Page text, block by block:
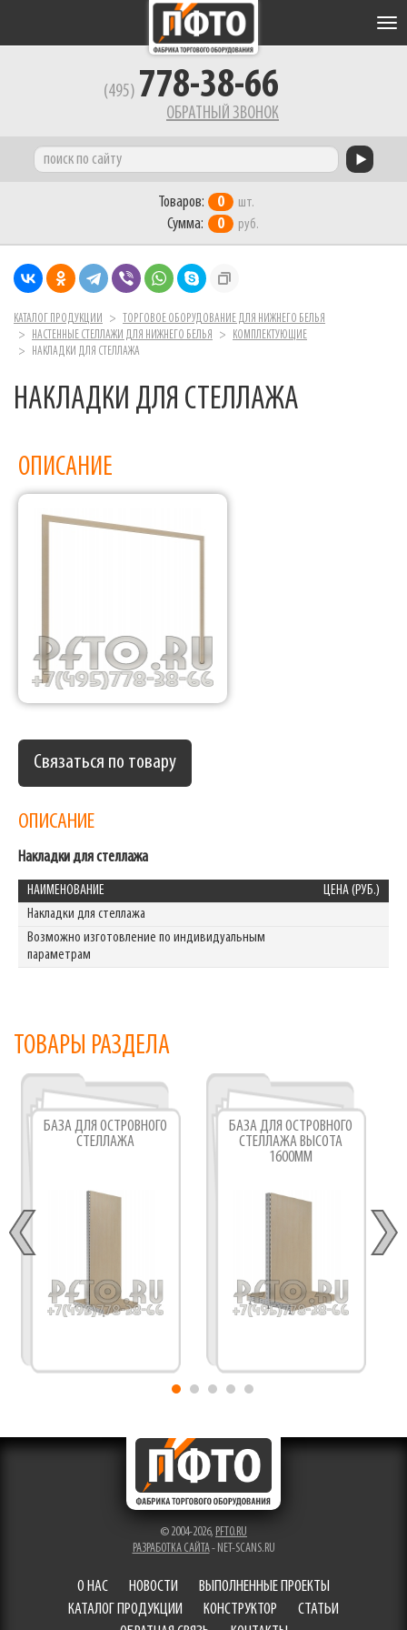
(495) 778-38-66
ОБРАТНЫЙ ЗВОНОК
Товаров: 0 шт.
Сумма: 0 руб.
КАТАЛОГ ПРОДУКЦИИ
ТОРГОВОЕ ОБОРУДОВАНИЕ ДЛЯ НИЖНЕГО БЕЛЬЯ
НАСТЕННЫЕ СТЕЛЛАЖИ ДЛЯ НИЖНЕГО БЕЛЬЯ
КОМПЛЕКТУЮЩИЕ
НАКЛАДКИ ДЛЯ СТЕЛЛАЖА
НАКЛАДКИ ДЛЯ СТЕЛЛАЖА
ОПИСАНИЕ
Связаться по товару
ОПИСАНИЕ
Накладки для стеллажа
НАИМЕНОВАНИЕ
ЦЕНА (РУБ.)
Накладки для стеллажа
Возможно изготовление по индивидуальным
параметрам
ТОВАРЫ РАЗДЕЛА
БАЗА ДЛЯ ОСТРОВНОГО
СТЕЛЛАЖА
БАЗА ДЛЯ ОСТРОВНОГО
СТЕЛЛАЖА ВЫСОТА
1600ММ
© 2004-2026, PFTO.RU
РАЗРАБОТКА САЙТА- NET-SCANS.RU
О НАС НОВОСТИ
ВЫПОЛНЕННЫЕ ПРОЕКТЫ
КАТАЛОГ ПРОДУКЦИИ
КОНСТРУКТОР
СТАТЬИ